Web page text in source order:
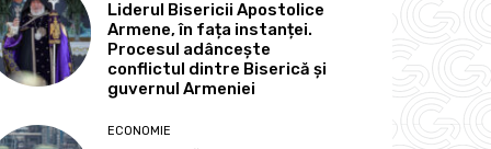
Liderul Bisericii Apostolice
Armene, în fața instanței.
Procesul adâncește
conflictul dintre Biserică și
guvernul Armeniei
ECONOMIE